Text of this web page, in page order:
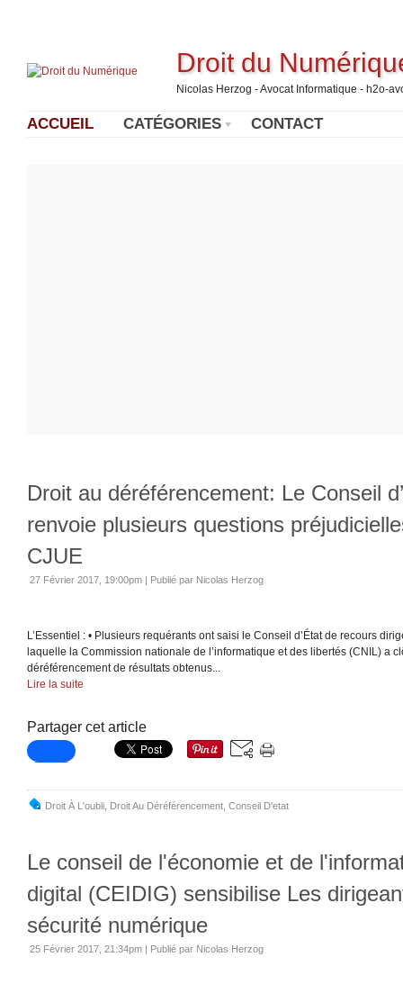
Droit du
Nicolas Herzog - Avocat Informatique - h2o-
ACCUEIL CATÉGORIES CONTACT
Droit au déréférencement: Le Conseil
renvoie plusieurs questions
CJUE
27 Février 2017, 19:00pm | Publié par Nicolas Herzog
L’Essentiel : • Plusieurs requérants ont saisi le Conseil d’État de recours
laquelle la Commission nationale de l’informatique et des libertés (CNIL) a
déréférencement de résultats obtenus...
Lire la suite
Partager cet article
Droit À L'oubli Droit Au Déréférencement Conseil D'etat
Le conseil de l'économie et de
digital (CEIDIG) sensibilise Les
sécurité numérique
25 Février 2017, 21:34pm | Publié par Nicolas Herzog